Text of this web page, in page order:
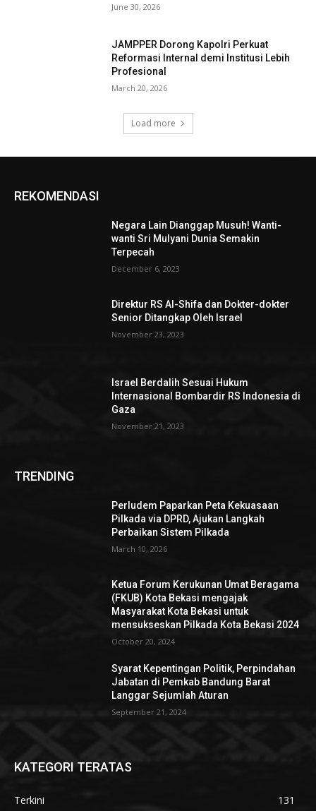
June 30, 2026
JAMPPER Dorong Kapolri Perkuat
Reformasi Internal demi Institusi Lebih
Profesional
March 20, 2026
Load more
REKOMENDASI
Negara Lain Dianggap Musuh! Wanti-
wanti Sri Mulyani Dunia Semakin
Terpecah
December 6, 2023
Direktur RS Al-Shifa dan Dokter-dokter
Senior Ditangkap Oleh Israel
November 23, 2023
Israel Berdalih Sesuai Hukum
Internasional Bombardir RS Indonesia di
Gaza
November 21, 2023
TRENDING
Perludem Paparkan Peta Kekuasaan
Pilkada via DPRD, Ajukan Langkah
Perbaikan Sistem Pilkada
March 10, 2026
Ketua Forum Kerukunan Umat Beragama
(FKUB) Kota Bekasi mengajak
Masyarakat Kota Bekasi untuk
mensukseskan Pilkada Kota Bekasi 2024
October 20, 2024
Syarat Kepentingan Politik, Perpindahan
Jabatan di Pemkab Bandung Barat
Langgar Sejumlah Aturan
September 21, 2024
KATEGORI TERATAS
Terkini
131